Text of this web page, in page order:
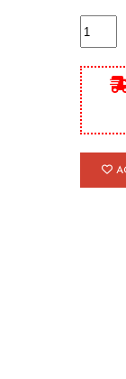
Alle
della
gioia